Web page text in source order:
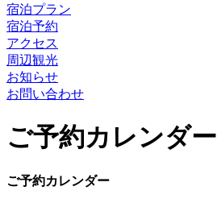
宿泊プラン
宿泊予約
アクセス
周辺観光
お知らせ
お問い合わせ
ご予約カレンダー
ご予約カレンダー